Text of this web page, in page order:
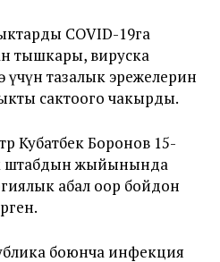
COVID-19га
тышкары, вируска
үчүн тазалык эрежелерин
сактоого чакырды.
Кубатбек Боронов 15-
штабдын жыйынында
абал оор бойдон
боюнча инфекция